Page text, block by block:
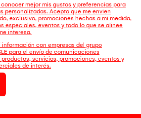
conocer mejor mis gustos y preferencias para
personalizadas. Acepto que me envien
exclusivo, promociones hechas a mi medida,
especiales, eventos y todo lo que se alinee
interesa.
con empresas del grupo
para el envío de comunicaciones
servicios, promociones, eventos y
de interés.